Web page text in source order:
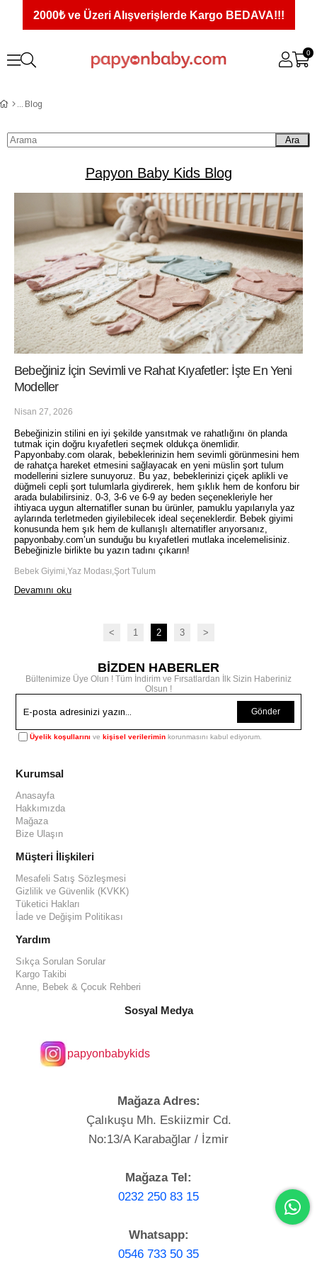
2000₺ ve Üzeri Alışverişlerde Kargo BEDAVA!!!
0
Blog
Ara
Papyon Baby Kids Blog
Bebeğiniz İçin Sevimli ve Rahat Kıyafetler: İşte En Yeni
Modeller
Nisan 27, 2026
Bebeğinizin stilini en iyi şekilde yansıtmak ve rahatlığını ön planda
tutmak için doğru kıyafetleri seçmek oldukça önemlidir.
Papyonbaby.com olarak, bebeklerinizin hem sevimli görünmesini hem
de rahatça hareket etmesini sağlayacak en yeni müslin şort tulum
modellerini sizlere sunuyoruz. Bu yaz, bebeklerinizi çiçek aplikli ve
düğmeli cepli şort tulumlarla giydirerek, hem şıklık hem de konforu bir
arada bulabilirsiniz. 0-3, 3-6 ve 6-9 ay beden seçenekleriyle her
ihtiyaca uygun alternatifler sunan bu ürünler, pamuklu yapılarıyla yaz
aylarında terletmeden giyilebilecek ideal seçeneklerdir. Bebek giyimi
konusunda hem şık hem de kullanışlı alternatifler arıyorsanız,
papyonbaby.com’un sunduğu bu kıyafetleri mutlaka incelemelisiniz.
Bebeğinizle birlikte bu yazın tadını çıkarın!
Bebek Giyimi,Yaz Modası,Şort Tulum
Devamını oku
< 1 2 3 >
BİZDEN HABERLER
Bültenimize Üye Olun ! Tüm İndirim ve Fırsatlardan İlk Sizin Haberiniz
Olsun !
Gönder
Üyelik koşullarını vekişisel verilerimin korunmasını kabul ediyorum.
Kurumsal
Anasayfa
Hakkımızda
Mağaza
Bize Ulaşın
Müşteri İlişkileri
Mesafeli Satış Sözleşmesi
Gizlilik ve Güvenlik (KVKK)
Tüketici Hakları
İade ve Değişim Politikası
Yardım
Sıkça Sorulan Sorular
Kargo Takibi
Anne, Bebek & Çocuk Rehberi
Sosyal Medya
papyonbabykids
Mağaza Adres:
Çalıkuşu Mh. Eskiizmir Cd.
No:13/A Karabağlar / İzmir
Mağaza Tel:
0232 250 83 15
Whatsapp:
0546 733 50 35